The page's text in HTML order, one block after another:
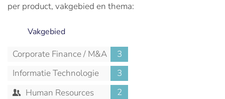
per product, vakgebied en thema:
Vakgebied
Corporate Finance / M&A
3
Informatie Technologie
3
Human Resources
2